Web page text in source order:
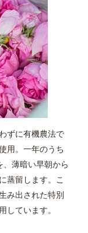
ずに有機農法で
用。一年のうち
薄暗い早朝から
蒸留します。こ
み出された特別
しています。